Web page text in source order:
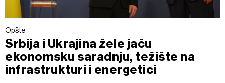
Opšte
Srbija i Ukrajina žele jaču
ekonomsku saradnju, težište na
infrastrukturi i energetici